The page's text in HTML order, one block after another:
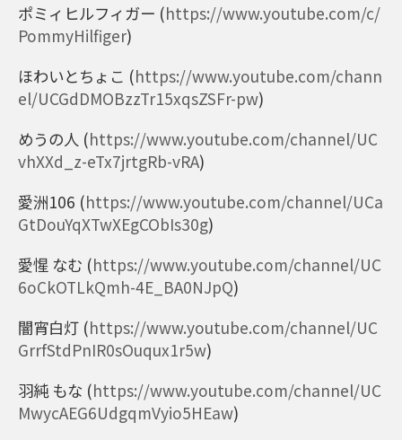
ポミィヒルフィガー (https://www.youtube.com/c/
PommyHilfiger)
ほわいとちょこ (https://www.youtube.com/chann
el/UCGdDMOBzzTr15xqsZSFr-pw)
めうの人 (https://www.youtube.com/channel/UC
vhXXd_z-eTx7jrtgRb-vRA)
愛洲106 (https://www.youtube.com/channel/UCa
GtDouYqXTwXEgCObIs30g)
愛惺 なむ (https://www.youtube.com/channel/UC
6oCkOTLkQmh-4E_BA0NJpQ)
闇宵白灯 (https://www.youtube.com/channel/UC
GrrfStdPnIR0sOuqux1r5w)
羽純 もな (https://www.youtube.com/channel/UC
MwycAEG6UdgqmVyio5HEaw)